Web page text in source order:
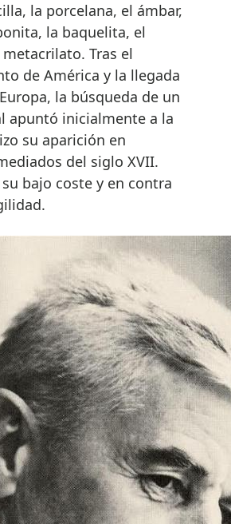
la porcelana, el ámbar,
la baquelita, el
Tras el
de América y la llegada
la búsqueda de un
apuntó inicialmente a la
su aparición en
del siglo XVII.
bajo coste y en contra